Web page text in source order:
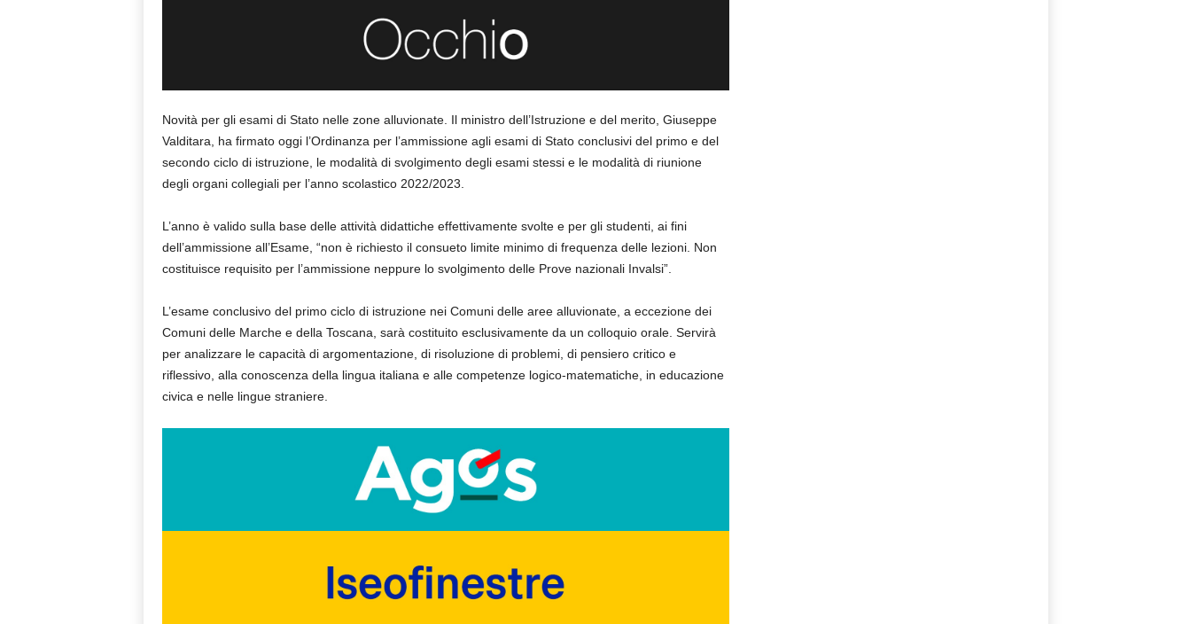
Novità per gli esami di Stato nelle zone alluvionate. Il ministro dell’Istruzione e del merito, Giuseppe
Valditara, ha firmato oggi l’Ordinanza per l’ammissione agli esami di Stato conclusivi del primo e del
secondo ciclo di istruzione, le modalità di svolgimento degli esami stessi e le modalità di riunione
degli organi collegiali per l’anno scolastico 2022/2023.
L’anno è valido sulla base delle attività didattiche effettivamente svolte e per gli studenti, ai fini
dell’ammissione all’Esame, “non è richiesto il consueto limite minimo di frequenza delle lezioni. Non
costituisce requisito per l’ammissione neppure lo svolgimento delle Prove nazionali Invalsi”.
L’esame conclusivo del primo ciclo di istruzione nei Comuni delle aree alluvionate, a eccezione dei
Comuni delle Marche e della Toscana, sarà costituito esclusivamente da un colloquio orale. Servirà
per analizzare le capacità di argomentazione, di risoluzione di problemi, di pensiero critico e
riflessivo, alla conoscenza della lingua italiana e alle competenze logico-matematiche, in educazione
civica e nelle lingue straniere.